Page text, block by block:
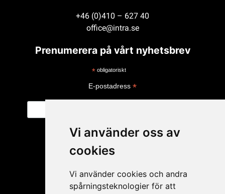
Vi använder oss av
cookies
Vi använder cookies och andra
spårningsteknologier för att
+46 (0)410 – 627 40
office@intra.se
Prenumerera på vårt nyhetsbrev
* obligatoriskt
E-postadress *